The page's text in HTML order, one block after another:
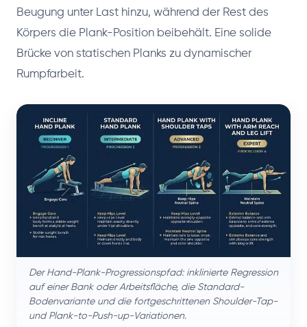
Beugung unter Last hinzu, während der Rest des
Körpers die Plank-Position beibehält. Eine solide
Brücke von statischen Planks zu dynamischer
Rumpfarbeit.
Der Hand-Plank-Progressionspfad: inklinierte Regression
auf einer Bank oder Arbeitsfläche, die Standard-
Bodenvariante und die fortgeschrittenen Shoulder-Tap-
und Plank-to-Push-up-Variationen.